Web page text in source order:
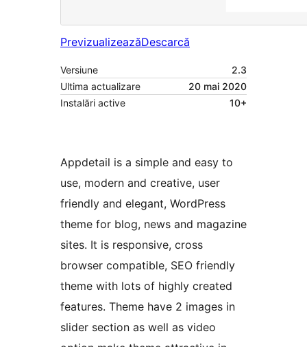
PrevizualizeazăDescarcă
Versiune
2.3
Ultima actualizare
20 mai 2020
Instalări active
10+
Appdetail is a simple and easy to
use, modern and creative, user
friendly and elegant, WordPress
theme for blog, news and magazine
sites. It is responsive, cross
browser compatible, SEO friendly
theme with lots of highly created
features. Theme have 2 images in
slider section as well as video